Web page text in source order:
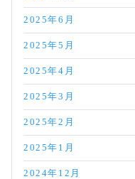
2025年6月
2025年5月
2025年4月
2025年3月
2025年2月
2025年1月
2024年12月